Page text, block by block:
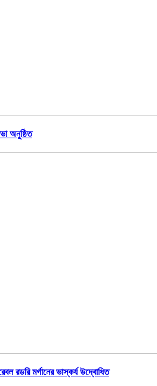
অনুষ্ঠিত
রডরি মর্গানের ভাস্কর্য উদ্বোধিত